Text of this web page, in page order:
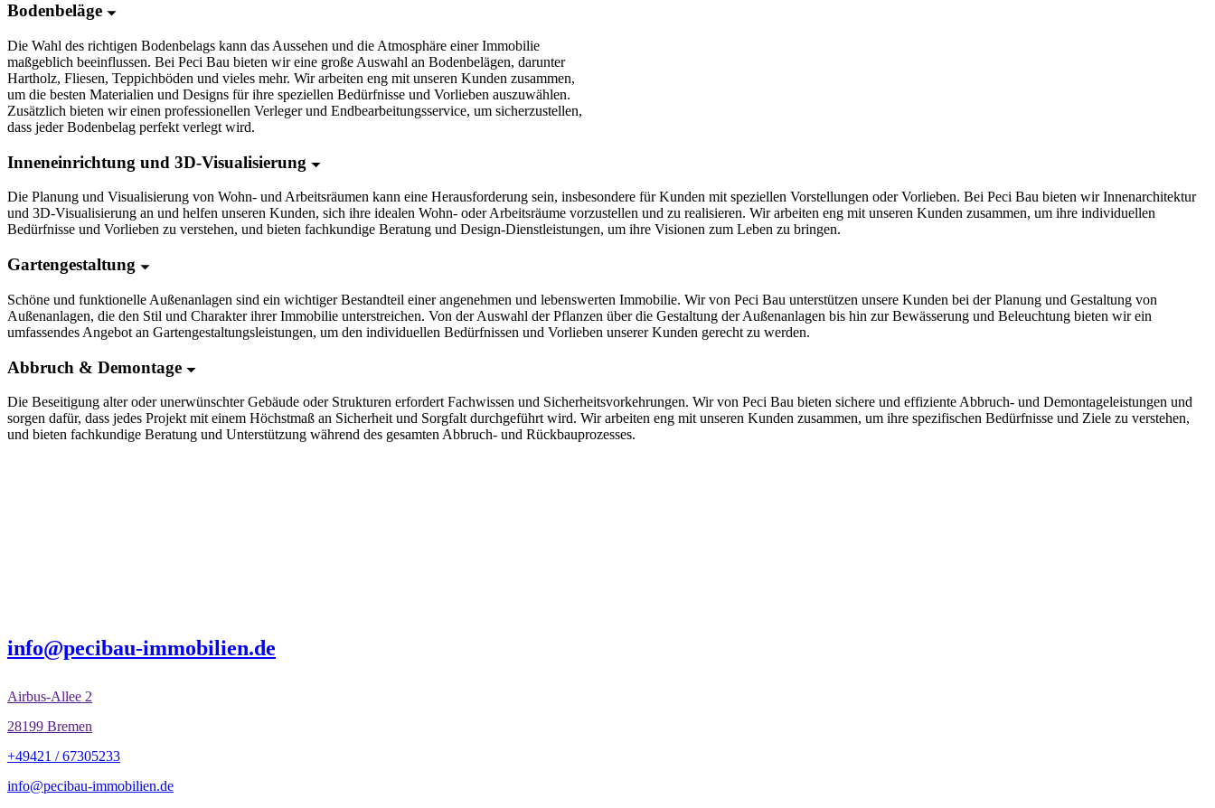
Bodenbeläge
Die Wahl des richtigen Bodenbelags kann das Aussehen und die Atmosphäre einer Immobilie
maßgeblich beeinflussen. Bei Peci Bau bieten wir eine große Auswahl an Bodenbelägen, darunter
Hartholz, Fliesen, Teppichböden und vieles mehr. Wir arbeiten eng mit unseren Kunden zusammen,
um die besten Materialien und Designs für ihre speziellen Bedürfnisse und Vorlieben auszuwählen.
Zusätzlich bieten wir einen professionellen Verleger und Endbearbeitungsservice, um sicherzustellen,
dass jeder Bodenbelag perfekt verlegt wird.
Inneneinrichtung und 3D-Visualisierung
Die Planung und Visualisierung von Wohn- und Arbeitsräumen kann eine Herausforderung sein, insbesondere für Kunden mit speziellen Vorstellungen oder Vorlieben. Bei Peci Bau bieten wir Innenarchitektur
und 3D-Visualisierung an und helfen unseren Kunden, sich ihre idealen Wohn- oder Arbeitsräume vorzustellen und zu realisieren. Wir arbeiten eng mit unseren Kunden zusammen, um ihre individuellen
Bedürfnisse und Vorlieben zu verstehen, und bieten fachkundige Beratung und Design-Dienstleistungen, um ihre Visionen zum Leben zu bringen.
Gartengestaltung
Schöne und funktionelle Außenanlagen sind ein wichtiger Bestandteil einer angenehmen und lebenswerten Immobilie. Wir von Peci Bau unterstützen unsere Kunden bei der Planung und Gestaltung von
Außenanlagen, die den Stil und Charakter ihrer Immobilie unterstreichen. Von der Auswahl der Pflanzen über die Gestaltung der Außenanlagen bis hin zur Bewässerung und Beleuchtung bieten wir ein
umfassendes Angebot an Gartengestaltungsleistungen, um den individuellen Bedürfnissen und Vorlieben unserer Kunden gerecht zu werden.
Abbruch & Demontage
Die Beseitigung alter oder unerwünschter Gebäude oder Strukturen erfordert Fachwissen und Sicherheitsvorkehrungen. Wir von Peci Bau bieten sichere und effiziente Abbruch- und Demontageleistungen und
sorgen dafür, dass jedes Projekt mit einem Höchstmaß an Sicherheit und Sorgfalt durchgeführt wird. Wir arbeiten eng mit unseren Kunden zusammen, um ihre spezifischen Bedürfnisse und Ziele zu verstehen,
und bieten fachkundige Beratung und Unterstützung während des gesamten Abbruch- und Rückbauprozesses.
info@pecibau-immobilien.de
Airbus-Allee 2
28199 Bremen
+49421 / 67305233
info@pecibau-immobilien.de